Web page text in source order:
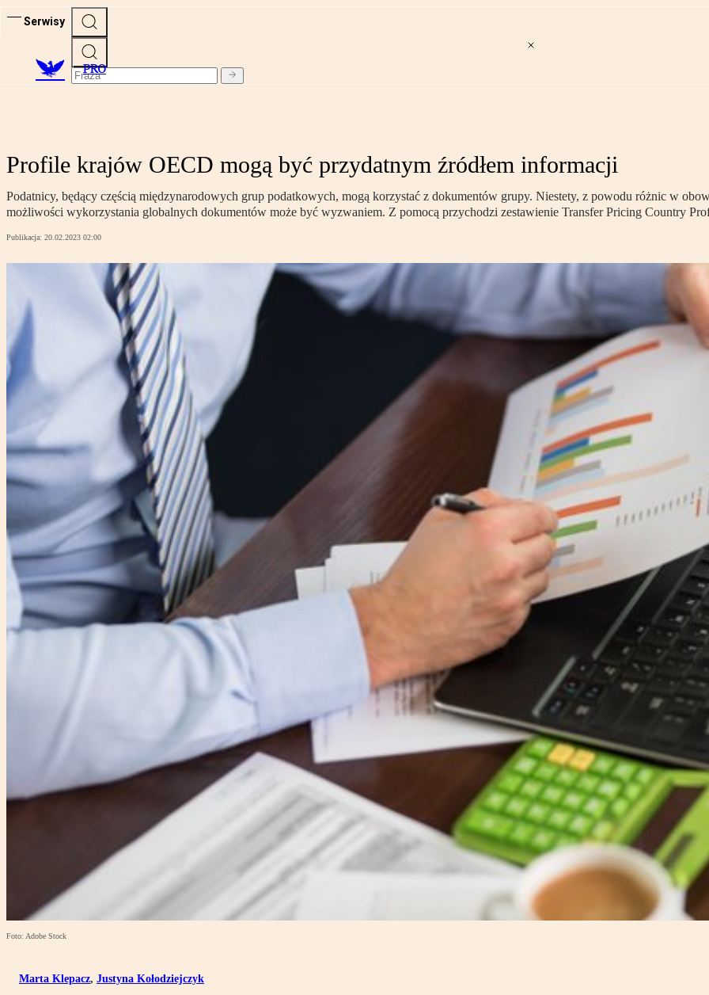
Serwisy
PRO
Profile krajów OECD mogą być przydatnym źródłem informacji
Podatnicy, będący częścią międzynarodowych grup podatkowych, mogą korzystać z dokumentów grupy. Niestety, z powodu różnic w
możliwości wykorzystania globalnych dokumentów może być wyzwaniem. Z pomocą przychodzi zestawienie Transfer Pricing Country
Publikacja: 20.02.2023 02:00
Foto: Adobe Stock
Marta Klepacz, Justyna Kołodziejczyk